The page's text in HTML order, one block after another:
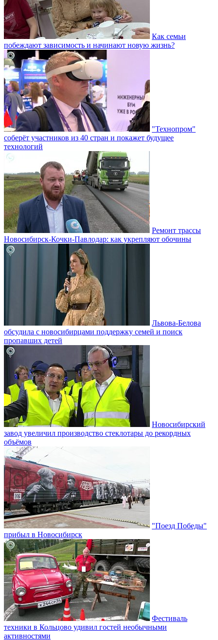
Как семьи
побеждают зависимость и начинают новую жизнь?
"Технопром"
соберёт участников из 40 стран и покажет будущее
технологий
Ремонт трассы
Новосибирск-Кочки-Павлодар: как укрепляют обочины
Львова-Белова
обсудила с новосибирцами поддержку семей и поиск
пропавших детей
Новосибирский
завод увеличил производство стеклотары до рекордных
объёмов
"Поезд Победы"
прибыл в Новосибирск
Фестиваль
техники в Кольцово удивил гостей необычными
активностями